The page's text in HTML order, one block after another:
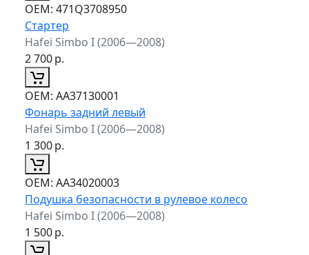
ОЕМ: 471Q3708950
Стартер
Hafei Simbo I (2006—2008)
2 700р.
ОЕМ: AA37130001
Фонарь задний левый
Hafei Simbo I (2006—2008)
1 300р.
ОЕМ: AA34020003
Подушка безопасности в рулевое колесо
Hafei Simbo I (2006—2008)
1 500р.